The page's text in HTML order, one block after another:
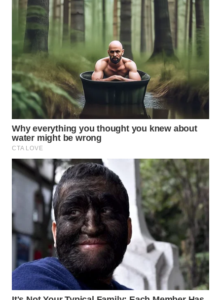
UTARA
WN
WN
PADANG
LAWAS
WN
SUMEDANG
WN
CIANJUR
WN
KEPULAUAN
SERIBU
WN
TANGERANG
WN
BINJAI